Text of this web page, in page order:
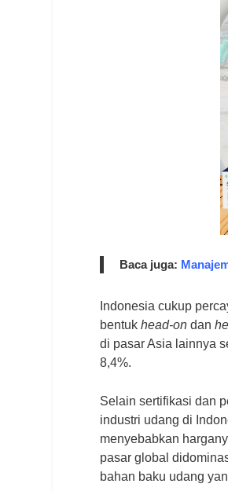
Baca juga:
Indonesia cukup
bentukhead-on dan
di pasar Asia lainnya
8,4%.
Selain sertifikasi dan
industri udang di
menyebabkan
pasar global
bahan baku udang